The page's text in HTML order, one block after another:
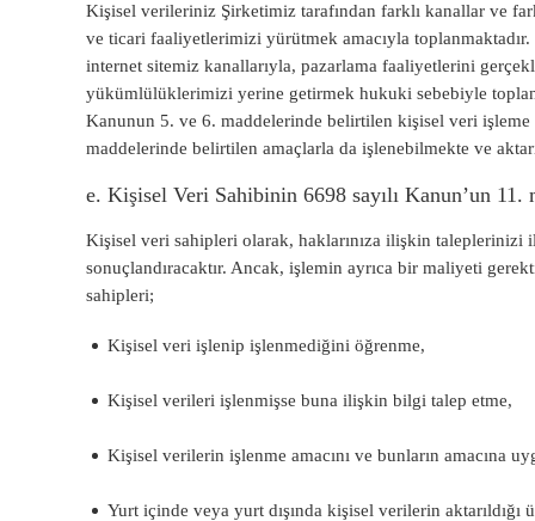
Kişisel verileriniz Şirketimiz tarafından farklı kanallar ve
ve ticari faaliyetlerimizi yürütmek amacıyla
internet sitemiz kanallarıyla, pazarlama faaliyetlerini
yükümlülüklerimizi yerine getirmek hukuki sebebiyle
Kanunun 5. ve 6. maddelerinde belirtilen kişisel veri işleme
maddelerinde belirtilen amaçlarla da işlenebilmekte ve
e. Kişisel Veri Sahibinin 6698 sayılı Kanun’un 11.
Kişisel veri sahipleri olarak, haklarınıza ilişkin taleplerinizi
sonuçlandıracaktır. Ancak, işlemin ayrıca bir maliyeti
sahipleri;
Kişisel veri işlenip işlenmediğini öğrenme,
Kişisel verileri işlenmişse buna ilişkin bilgi talep etme,
Kişisel verilerin işlenme amacını ve bunların amacına
Yurt içinde veya yurt dışında kişisel verilerin